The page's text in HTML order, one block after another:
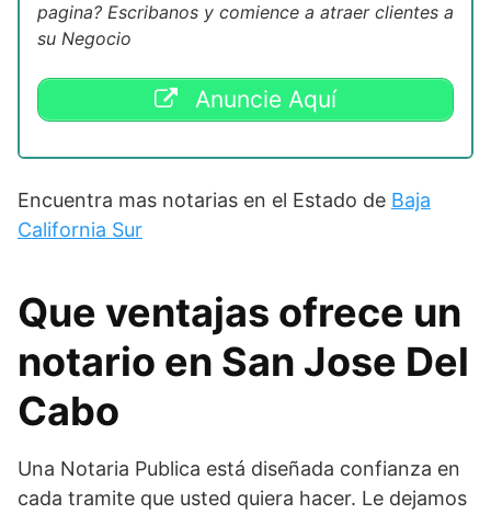
pagina? Escribanos y comience a atraer clientes a
su Negocio
Anuncie Aquí
Encuentra mas notarias en el Estado de Baja
California Sur
Que ventajas ofrece un
notario en San Jose Del
Cabo
Una Notaria Publica está diseñada confianza en
cada tramite que usted quiera hacer. Le dejamos